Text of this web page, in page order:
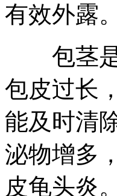
有效外露。
包茎是
包皮过长
能及时清
泌物增多
皮龟头炎